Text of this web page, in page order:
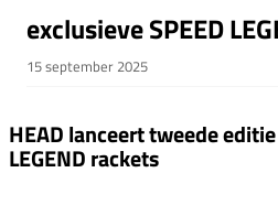
exclusieve SPEED
15 september 2025
HEAD lanceert tweede
LEGEND rackets